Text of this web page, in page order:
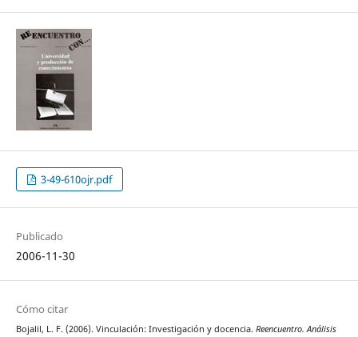
3-49-610ojr.pdf
Publicado
2006-11-30
Cómo citar
Bojalil, L. F. (2006). Vinculación: Investigación y docencia. Reencuentro. Análisis